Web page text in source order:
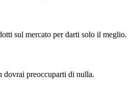
sul mercato per darti solo il meglio.
dovrai preoccuparti di nulla.